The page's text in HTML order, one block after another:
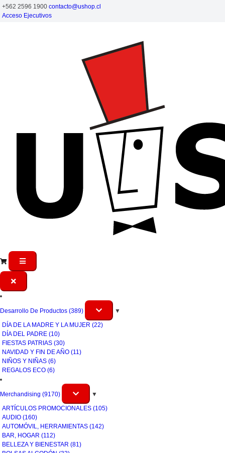
+562 2596 1900 contacto@ushop.cl
Acceso Ejecutivos
Desarrollo De Productos (389)
▼
DÍA DE LA MADRE Y LA MUJER (22)
DÍA DEL PADRE (10)
FIESTAS PATRIAS (30)
NAVIDAD Y FIN DE AÑO (11)
NIÑOS Y NIÑAS (6)
REGALOS ECO (6)
Merchandising (9170)
▼
ARTÍCULOS PROMOCIONALES (105)
AUDIO (160)
AUTOMÓVIL, HERRAMIENTAS (142)
BAR, HOGAR (112)
BELLEZA Y BIENESTAR (81)